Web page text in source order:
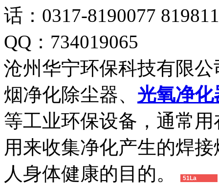
话：0317-8190077
QQ：734019065
沧州华宁环保科技有限
烟净化除尘器、 光氧净化
等工业环保设备，通常
用来收集净化产生的焊
人身体健康的目的。
51La